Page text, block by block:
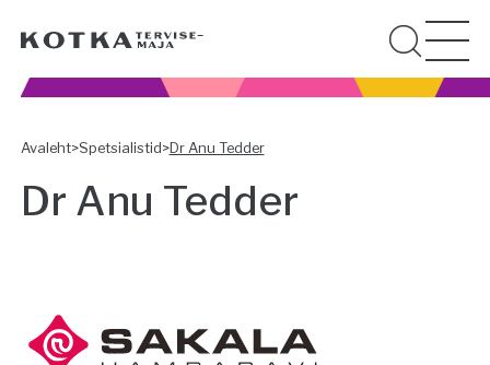
Avaleht>Spetsialistid>Dr Anu Tedder
Dr Anu Tedder